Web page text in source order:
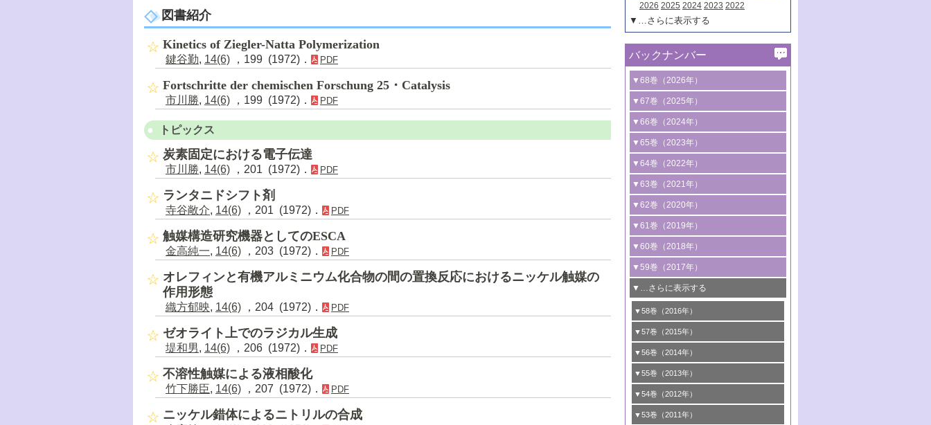
図書紹介
Kinetics of Ziegler-Natta Polymerization
鍵谷勤, 14(6) ，199 (1972)． PDF
Fortschritte der chemischen Forschung 25・Catalysis
市川勝, 14(6) ，199 (1972)． PDF
トピックス
炭素固定における電子伝達
市川勝, 14(6) ，201 (1972)． PDF
ランタニドシフト剤
寺谷敞介, 14(6) ，201 (1972)． PDF
触媒構造研究機器としてのESCA
金高純一, 14(6) ，203 (1972)． PDF
オレフィンと有機アルミニウム化合物の間の置換反応におけるニッケル触媒の
作用形態
織方郁映, 14(6) ，204 (1972)． PDF
ゼオライト上でのラジカル生成
堤和男, 14(6) ，206 (1972)． PDF
不溶性触媒による液相酸化
竹下勝臣, 14(6) ，207 (1972)． PDF
ニッケル錯体によるニトリルの合成
2026 2025 2024 2023 2022
▼…さらに表示する
バックナンバー
▼68巻（2026年）
1号 過酸化水素合成に関する研究動向
2号 コンピューター技術により加速する
触媒開発
3号 有機分子変換やCO 資源化のための
光触媒に関する最近の研究
B号 第137回触媒討論会（2026年）
▼67巻（2025年）
1号 CO
水素化によるグリーン燃料/グリ
ーンケミカル製造
2号 水素製造のための水分解技術に関す
る最近の研究
3号 オレフィン系樹脂の精密合成に関す
る最新技術
4号 アルコール類の効率的変換を実現す
る非貴金属触媒の研究動向
5号 ゼオライトの合成と応用における研
究動向
6号 ヘテロ接合界面
B号 第135回触媒討論会（2025年）
▼66巻（2024年）
1号 低次元ナノ構造を有する触媒材料
2号 規制反応場を活用した固体触媒研究
の新展開
3号 未踏分子変換を目指した酸化触媒プ
ロセスの最前線
4号 シンクロトロン放射光および中性子
線を利用した触媒解析技術の最先端
5号 単原子触媒
6号 参照触媒委員会からのお知らせ
B号 第133回触媒討論会（2023年）
▼65巻（2023年）
1号 炭素が関わる触媒機能
2号 プラスチックケミカルリサイクルの
ための触媒技術
3号 非酸化物系金属化合物を基盤とした
触媒材料の開発
4号 格子酸素・格子酸素欠陥を利用した
触媒反応
5号 生体触媒によるエネルギー変換反応
6号 窒素とリンの循環のための触媒・機
能性材料
B号 第131回触媒討論会（2023年）
▼64巻（2022年）
1号 合成ガス製造とCOを用いるケミカル
ズ合成の最新動向
2号 化学品合成のための合金触媒開発
3号 CO の排出削減および有効活用のた
めの触媒技術
4号 若手による情報発信企画～とびたて
若き触媒の研究者たち～（1）
5号 若手による情報発信企画～とびたて
若き触媒の研究者たち～（2）
6号 石油のノーブル・ユースを志向した
触媒技術
B号 第129回触媒討論会（2022年・京都
大学：オンライン・対面開催）
▼63巻（2021年）
1号 金触媒の新展開
2号 ペロブスカイト
3号 特殊反応場を利用した触媒的分子変
換反応
4号 多孔質材料を用いた触媒の新展開
5号 情報学的手法を用いた触媒開発
6号 カーボンニュートラルに向けた電解
技術
B号 第127回触媒討論会（2021年・オン
ライン開催(Zoom)のみ）
▼62巻（2020年）
1号 触媒設計を拓く欠陥構造のキャラク
タリゼーション
2号 機能化学品製造に資するクリーンな
触媒的酸化反応
3号 水処理のための触媒化学
4号 光触媒を用いた水分解の最新の研究
動向
5号 次世代の触媒プロセスを支えるマイ
クロ波
6号 メタン転換技術の最新動向
B号 第125回触媒討論会（2020年・工学
院大学）
▼61巻（2019年）
1号 物質移動制御に着目した触媒プロセ
ス開発
2号 CO2 フリー水素サプライチェーンに
関わる触媒開発動向
3号 精密高分子合成に関する最近の研究
動向
4号 バイオマス化成品製造のための触媒
5号 固体触媒による含窒素有機化合物変
換の最前線
6号 貴金属使用量低減に向けた自動車排
▼60巻（2018年）
1号 固体酸触媒の最新の研究動向
2号 二酸化炭素からの有用化学品合成
3号 ナノ粒子・クラスター触媒の最前線
4号 60周年記念企画
5号 進化するゼオライト合成技術
6号 非貴金属系触媒における電気化学的
酸素還元反応
B号 第121回触媒討論会（2018年・東京
大学）
▼59巻（2017年）
1号 いたるところに，触媒
2号 機能性材料の局所構造解析のための
最先端技術
3号 無機分離膜材料の開発と触媒反応プ
ロセスへの適用
4号 触媒研究における計算科学の利用
5号 水素のふるまいを解き明かす最先端
研究
▼…さらに表示する
▼58巻（2016年）
1号 ユニークな構造の高分子を生み出す触
2号 リグニンからの化成品製造に向けた触
3号 触媒研究の最先端～とびたて若き研究
者たち～（1）
▼57巻（2015年）
1号 水素キャリアにかかわる触媒技術の新
2号 石油精製用触媒の最近の進展
3号 固体酸化物形燃料電池（SOFC）におけ
るアノード触媒上での燃料直接改質技術
▼56巻（2014年）
1号 特殊環境場を利用した材料合成
2号 光触媒反応機構に関する最新の研究動
向
▼55巻（2013年）
1号 高耐久性燃料電池システム用触媒にお
▼54巻（2012年）
1号 規則性多孔体の利用技術における最近
▼53巻（2011年）